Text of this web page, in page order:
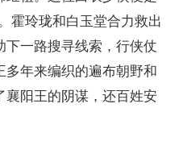
霍玲珑和白玉堂合力救出
下一路搜寻线索，行侠仗
多年来编织的遍布朝野和
襄阳王的阴谋，还百姓安